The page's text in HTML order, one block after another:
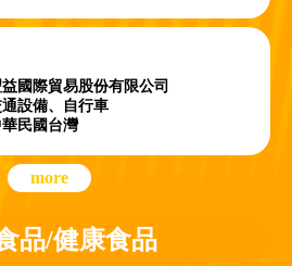
國際貿易股份有限公司
設備、自行車
民國台灣
more
品/健康食品